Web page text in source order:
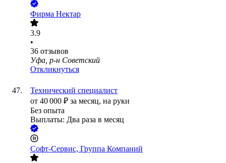
Фирма Нектар
3.9
•
36 отзывов
Уфа, р-н Советский
Откликнуться
Технический специалист
от 40 000 ₽ за месяц, на руки
Без опыта
Выплаты: Два раза в месяц
Софт-Сервис, Группа Компаний